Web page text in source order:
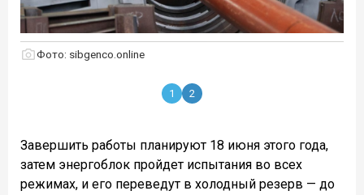
Фото: sibgenco.online
1 2
Завершить работы планируют 18 июня этого года,
затем энергоблок пройдет испытания во всех
режимах, и его переведут в холодный резерв — до